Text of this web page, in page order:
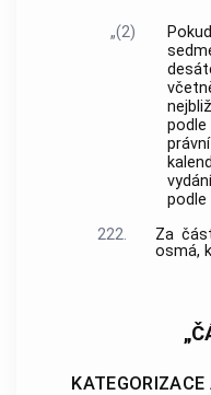
„(2)
podle
222.
Za
osmá,